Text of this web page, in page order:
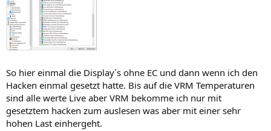
So hier einmal die Display´s ohne EC und dann wenn ich den
Hacken einmal gesetzt hatte. Bis auf die VRM Temperaturen
sind alle werte Live aber VRM bekomme ich nur mit
gesetztem hacken zum auslesen was aber mit einer sehr
hohen Last einhergeht.